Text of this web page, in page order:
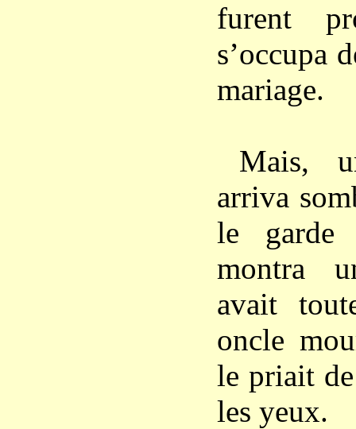
furent
s’occupa
mariage.
Mais,
arriva
le garde
montra
avait
oncle
le priait
les yeux.